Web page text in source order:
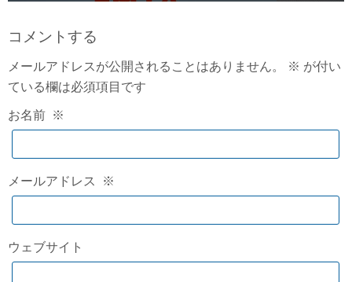
コメントする
メールアドレスが公開されることはありません。 ※ が付い
ている欄は必須項目です
お名前 ※
メールアドレス ※
ウェブサイト